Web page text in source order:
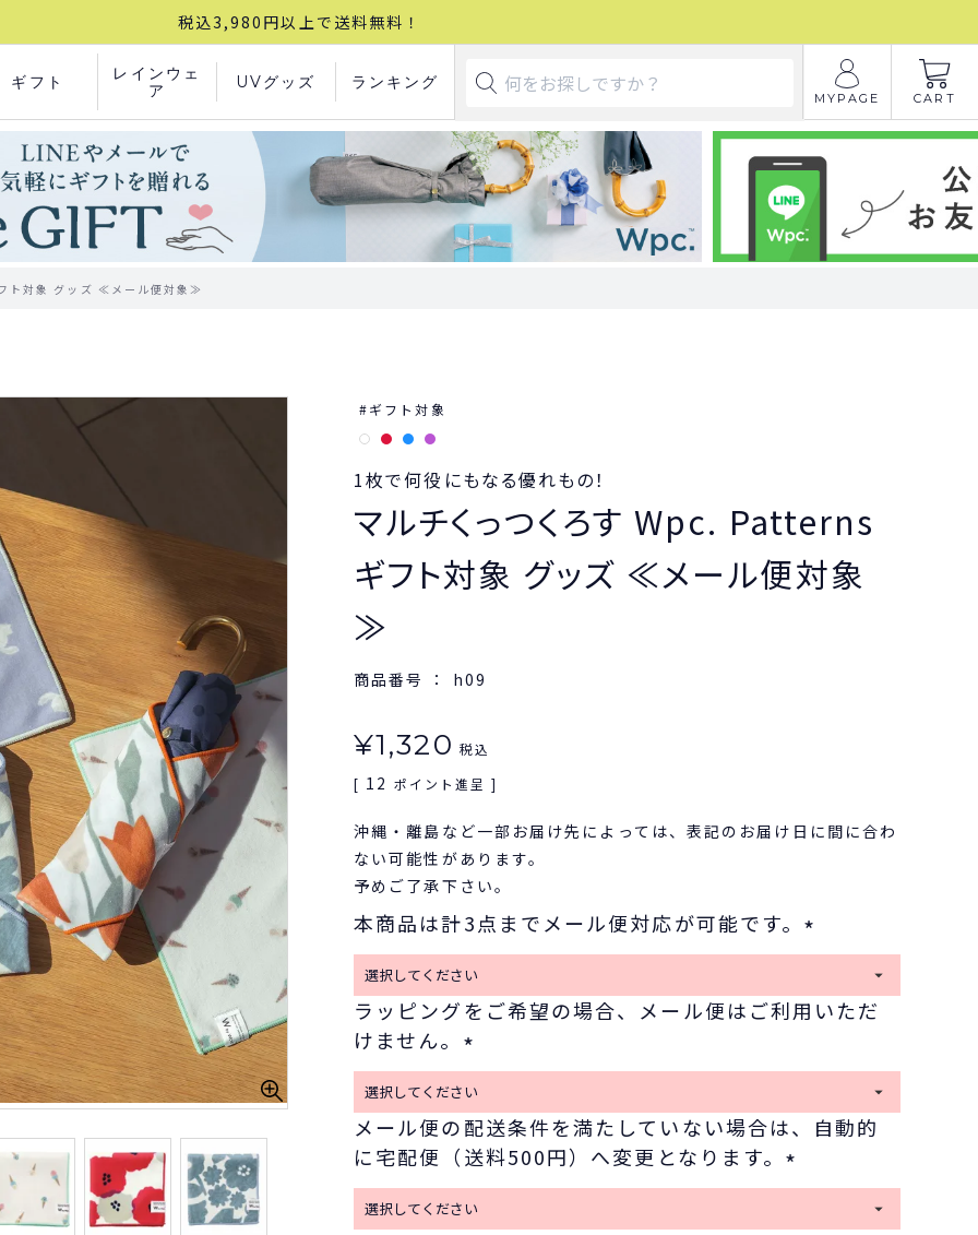
税込3,980円以上で送料無料！
ギフト
レインウェ
ア
UVグッズ ランキング
MYPAGE CART
対象 グッズ ≪メール便対象≫
ギフト対象
1枚で何役にもなる優れもの！
マルチくっつくろす Wpc. Patterns
ギフト対象 グッズ ≪メール便対象
≫
商品番号 h09
¥1,320 税込
[ 12 ポイント進呈 ]
沖縄・離島など一部お届け先によっては、表記のお届け日に間に合わ
ない可能性があります。
予めご了承下さい。
本商品は計3点までメール便対応が可能です。
(
必
須
ラッピングをご希望の場合、メール便はご利用いただ
けません。
(
必
須
)
メール便の配送条件を満たしていない場合は、自動的
に宅配便（送料500円）へ変更となります。
(
必